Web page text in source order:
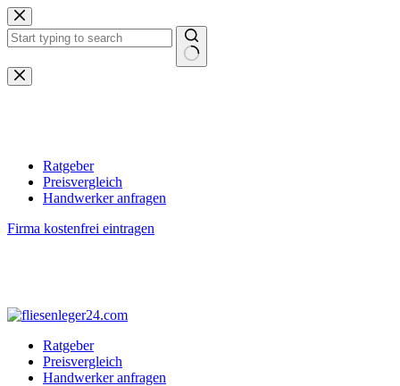
Zum
Inhalt
springen
Keine
Ergebnisse
Ratgeber
Preisvergleich
Handwerker anfragen
Firma kostenfrei eintragen
Ratgeber
Preisvergleich
Handwerker anfragen